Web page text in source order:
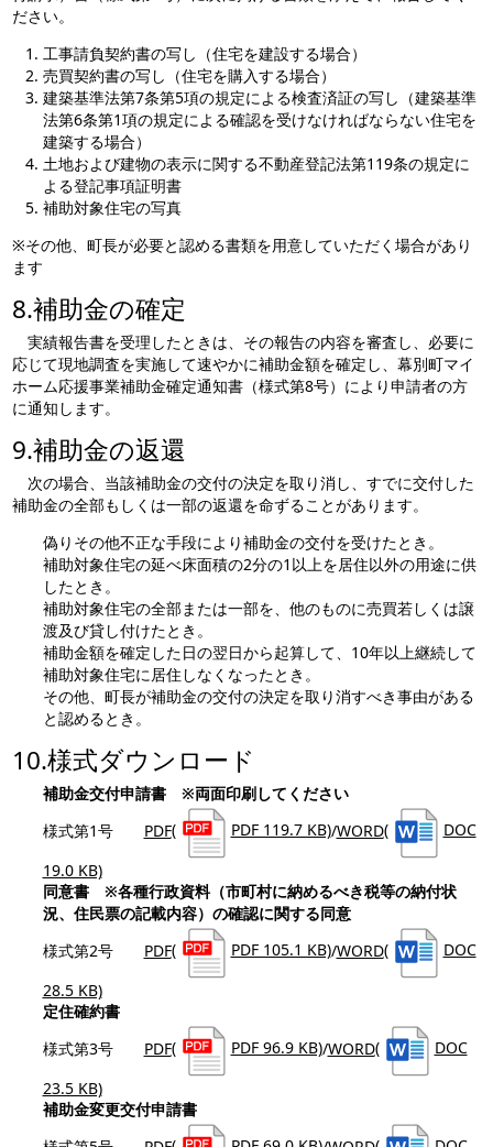
ださい。
工事請負契約書の写し（住宅を建設する場合）
売買契約書の写し（住宅を購入する場合）
建築基準法第7条第5項の規定による検査済証の写し（建築基準
法第6条第1項の規定による確認を受けなければならない住宅を
建築する場合）
土地および建物の表示に関する不動産登記法第119条の規定に
よる登記事項証明書
補助対象住宅の写真
※その他、町長が必要と認める書類を用意していただく場合があり
ます
8.補助金の確定
実績報告書を受理したときは、その報告の内容を審査し、必要に
応じて現地調査を実施して速やかに補助金額を確定し、幕別町マイ
ホーム応援事業補助金確定通知書（様式第8号）により申請者の方
に通知します。
9.補助金の返還
次の場合、当該補助金の交付の決定を取り消し、すでに交付した
補助金の全部もしくは一部の返還を命ずることがあります。
偽りその他不正な手段により補助金の交付を受けたとき。
補助対象住宅の延べ床面積の2分の1以上を居住以外の用途に供
したとき。
補助対象住宅の全部または一部を、他のものに売買若しくは譲
渡及び貸し付けたとき。
補助金額を確定した日の翌日から起算して、10年以上継続して
補助対象住宅に居住しなくなったとき。
その他、町長が補助金の交付の決定を取り消すべき事由がある
と認めるとき。
10.様式ダウンロード
補助金交付申請書 ※両面印刷してください
様式第1号 PDF( PDF 119.7 KB)/WORD(
DOC
19.0 KB)
同意書 ※各種行政資料（市町村に納めるべき税等の納付状
況、住民票の記載内容）の確認に関する同意
様式第2号 PDF( PDF 105.1 KB)/WORD(
DOC
28.5 KB)
定住確約書
様式第3号 PDF( PDF 96.9 KB)/WORD(
DOC
23.5 KB)
補助金変更交付申請書